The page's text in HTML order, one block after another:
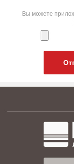
Вы можете